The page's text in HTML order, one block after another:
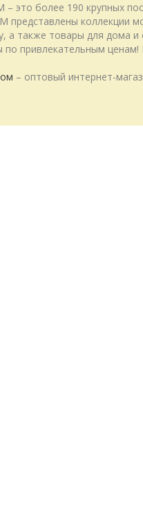
более 190 крупных
коллекции
а также товары для дома
по привлекательным
– оптовый интернет-